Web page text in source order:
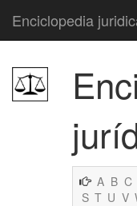
Enciclopedia
A B C
S T U V